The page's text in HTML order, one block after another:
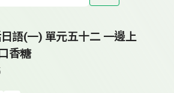
語(一) 單元五十二 一邊上
香糖